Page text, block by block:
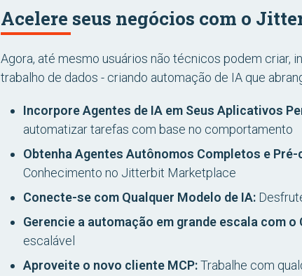
Acelere seus negócios com o
Agora, até mesmo usuários não técnicos podem criar,
trabalho de dados - criando automação de IA que
Incorpore Agentes de IA em Seus Aplicativos
automatizar tarefas com base no comportamento
Obtenha Agentes Autônomos Completos e
Conhecimento no Jitterbit Marketplace
Conecte-se com Qualquer Modelo de IA:
Gerencie a automação em grande escala com o
escalável
Aproveite o novo cliente MCP:Trabalhe com